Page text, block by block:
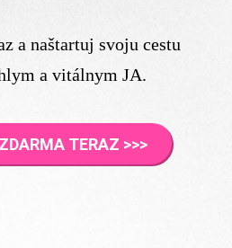
a naštartuj svoju cestu
a vitálnym JA.
TERAZ >>>